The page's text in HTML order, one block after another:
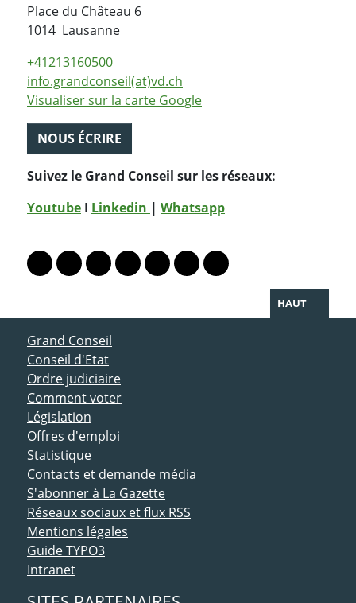
Place du Château 6
1014 LausanneSuisse
+41213160500
info.grandconseil(at)vd.ch
Visualiser sur la carte Google
NOUS ÉCRIRE
Suivez le Grand Conseil sur les réseaux:
Youtube I Linkedin | Whatsapp
Lien vers le profil Mastodon
Lien vers le profil Bluesky
Lien vers le profil Instagram
Lien vers le profil Linkedin
Lien vers le profil Facebook
Lien vers le profil Twitter
Partager par WhatsApp
HAUT
ACCÈS DIRECT
Grand Conseil
Conseil d'Etat
Ordre judiciaire
Comment voter
Législation
Offres d'emploi
Statistique
Contacts et demande média
S'abonner à La Gazette
Réseaux sociaux et flux RSS
Mentions légales
Guide TYPO3
Intranet